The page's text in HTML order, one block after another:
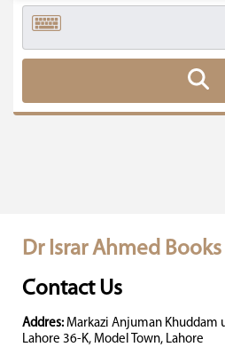
Dr Israr Ahmed Books
Contact Us
Addres: Markazi Anjuman Khuddam
Lahore 36-K, Model Town, Lahore